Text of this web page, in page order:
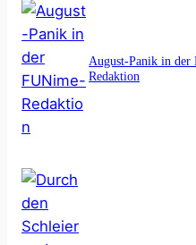
August-Panik in der
Redaktion